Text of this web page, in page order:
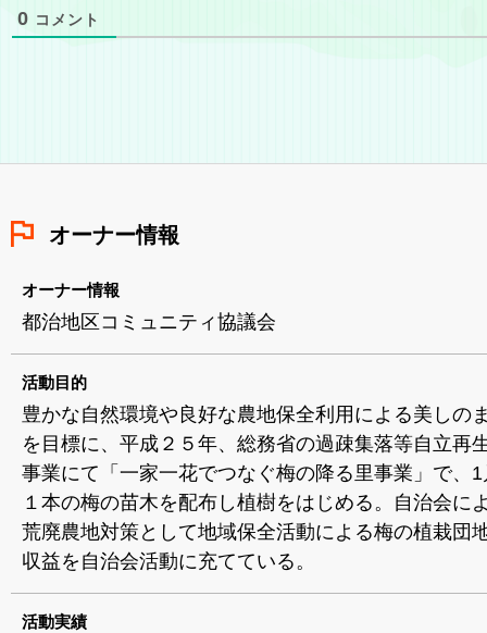
0 コメント
オーナー情報
オーナー情報
都治地区コミュニティ協議会
活動目的
豊かな自然環境や良好な農地保全利用による美しの
を目標に、平成２５年、総務省の過疎集落等自立再
事業にて「一家一花でつなぐ梅の降る里事業」で、
１本の梅の苗木を配布し植樹をはじめる。自治会に
荒廃農地対策として地域保全活動による梅の植栽団
収益を自治会活動に充てている。
活動実績